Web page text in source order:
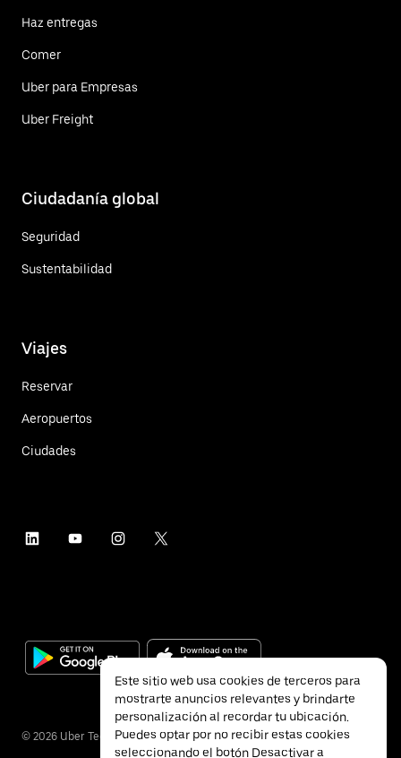
Haz entregas
Comer
Uber para Empresas
Uber Freight
Ciudadanía global
Seguridad
Sustentabilidad
Viajes
Reservar
Aeropuertos
Ciudades
© 2026 Uber Technologies Inc.
Este sitio web usa cookies de terceros para
mostrarte anuncios relevantes y brindarte
personalización al recordar tu ubicación.
Puedes optar por no recibir estas cookies
seleccionando el botón Desactivar a